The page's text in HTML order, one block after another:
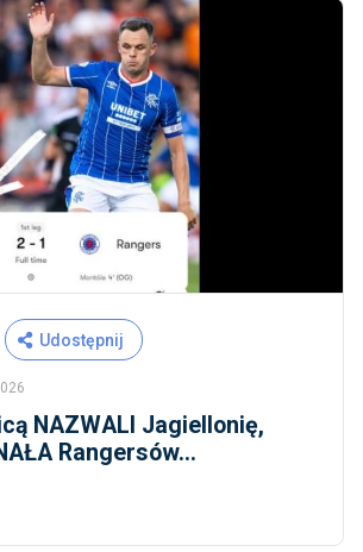
Udostępnij
NAZWALI Jagiellonię,
Rangersów...